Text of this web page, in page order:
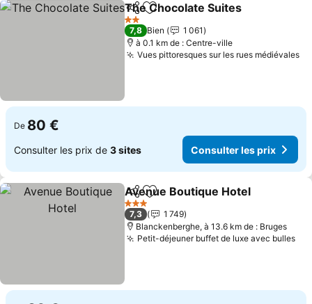
PartagerAjouter à mes favoris
The Chocolate Suites
2 Étoiles
7,8 Bien
1 061
à 0.1 km de : Centre-ville
Vues pittoresques sur les rues médiévales
De 80 €
Consulter les prix de 3 sites Consulter les prix
PartagerAjouter à mes favoris
Avenue Boutique Hotel
3 Étoiles
7,3
1 749
Blanckenberghe, à 13.6 km de : Bruges
Petit-déjeuner buffet de luxe avec bulles